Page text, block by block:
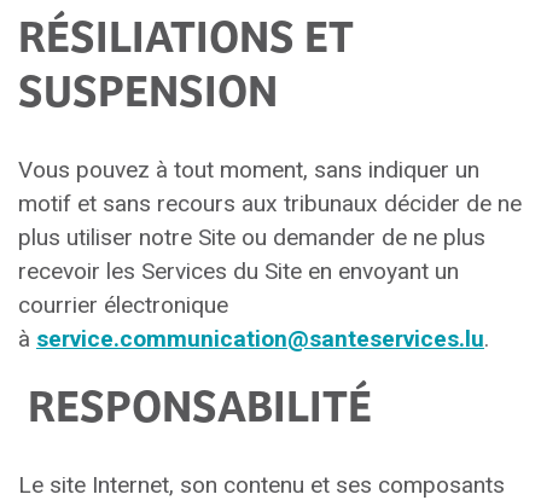
RÉSILIATIONS ET
SUSPENSION
Vous pouvez à tout moment, sans indiquer un
motif et sans recours aux tribunaux décider de ne
plus utiliser notre Site ou demander de ne plus
recevoir les Services du Site en envoyant un
courrier électronique
à service.communication@santeservices.lu.
RESPONSABILITÉ
Le site Internet, son contenu et ses composants